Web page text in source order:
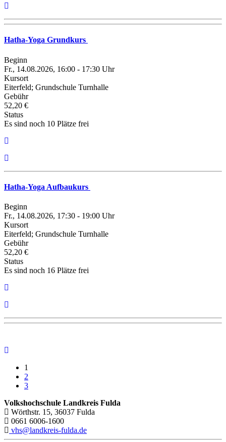
Hatha-Yoga Grundkurs
Beginn
Fr., 14.08.2026, 16:00 - 17:30 Uhr
Kursort
Eiterfeld; Grundschule Turnhalle
Gebühr
52,20 €
Status
Es sind noch 10 Plätze frei
Hatha-Yoga Aufbaukurs
Beginn
Fr., 14.08.2026, 17:30 - 19:00 Uhr
Kursort
Eiterfeld; Grundschule Turnhalle
Gebühr
52,20 €
Status
Es sind noch 16 Plätze frei
1
2
3
Volkshochschule Landkreis Fulda
Wörthstr. 15, 36037 Fulda
0661 6006-1600
vhs@landkreis-fulda.de